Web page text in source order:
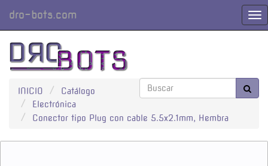
dro-bots.com
INICIO
Catálogo
Electrónica
Conector tipo Plug con cable 5.5x2.1mm, Hembra